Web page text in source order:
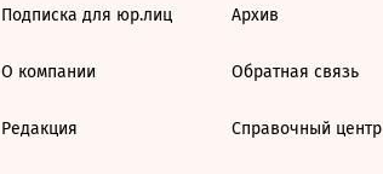
Подписка для юр.лиц
О компании
Редакция
Архив
Обратная связь
Справочный центр